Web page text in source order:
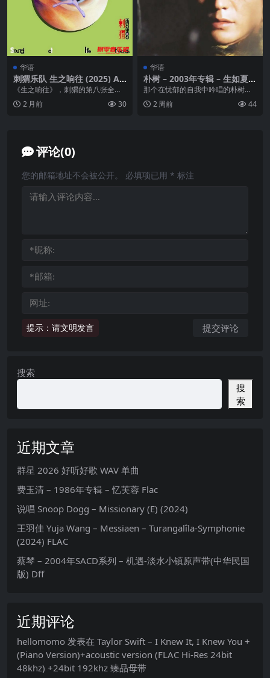
华语
刺猬乐队 生之响往 (2025) AL
AC
《生之响往》，刺猬的第八张全长
录音室专辑，在此时到来。打开它1
1首作品，起伏错落...
2 月前 30
华语
朴树 – 2003年专辑 – 生如夏花
Flac
那个在忧郁的自我中吟唱的朴树复
活了，那个在彷徨中寻找坚实生命
的音乐浪子已开始振作...
2 周前 44
评论(0)
提示：请文明发言
您的邮箱地址不会被公开。 必填项已用 * 标注
搜索
搜
索
近期文章
群星 2026 好听好歌 WAV 单曲
费玉清 – 1986年专辑 – 忆芙蓉 Flac
说唱 Snoop Dogg – Missionary (E) (2024)
王羽佳 Yuja Wang – Messiaen – Turangalîla-Symphonie
(2024) FLAC
蔡琴 – 2004年SACD系列 – 机遇-淡水小镇原声带(中华民国
版) Dff
近期评论
hellomomo 发表在 Taylor Swift – I Knew It, I Knew You +
(Piano Version)+acoustic version (FLAC Hi-Res 24bit
48khz) +24bit 192khz 臻品母带